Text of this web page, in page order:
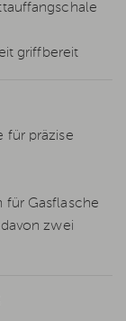
griffbereit
für präzise
für Gasflasche
zwei